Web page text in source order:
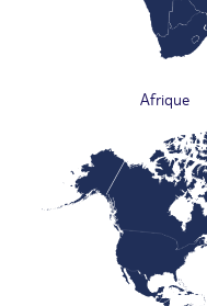
Afrique